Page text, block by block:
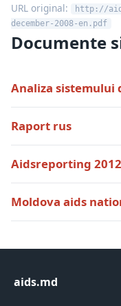
URL original:
http://
december-2008-en.pdf
Documente
Analiza sistemului
Raport rus
Aidsreporting
Moldova aids
aids.md